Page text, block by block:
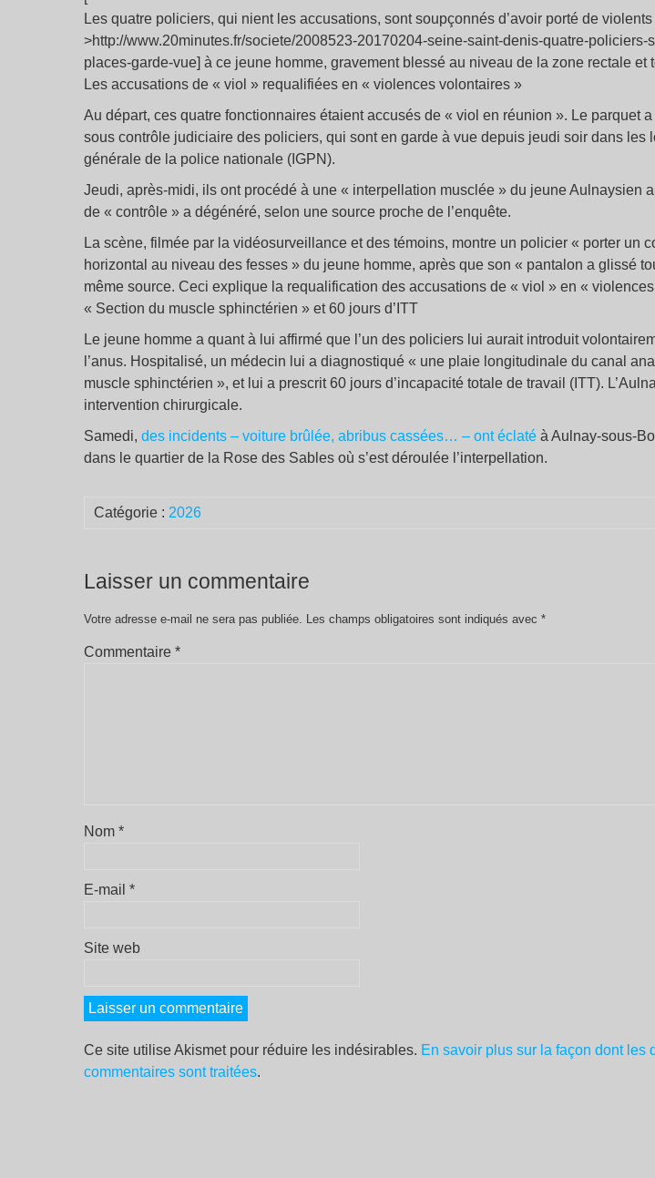
Les quatre policiers, qui nient les accusations, sont soupçonnés d’avoir porté de
>http://www.20minutes.fr/societe/2008523-20170204-seine-saint-denis-quatre-policiers-
places-garde-vue] à ce jeune homme, gravement blessé au niveau de la zone rectale et
Les accusations de « viol » requalifiées en « violences volontaires »
Au départ, ces quatre fonctionnaires étaient accusés de « viol en réunion ». Le parquet
sous contrôle judiciaire des policiers, qui sont en garde à vue depuis jeudi soir dans les
générale de la police nationale (IGPN).
Jeudi, après-midi, ils ont procédé à une « interpellation musclée » du jeune Aulnaysien
de « contrôle » a dégénéré, selon une source proche de l’enquête.
La scène, filmée par la vidéosurveillance et des témoins, montre un policier « porter un
horizontal au niveau des fesses » du jeune homme, après que son « pantalon a glissé
même source. Ceci explique la requalification des accusations de « viol » en «
« Section du muscle sphinctérien » et 60 jours d’ITT
Le jeune homme a quant à lui affirmé que l’un des policiers lui aurait introduit
l’anus. Hospitalisé, un médecin lui a diagnostiqué « une plaie longitudinale du canal
muscle sphinctérien », et lui a prescrit 60 jours d’incapacité totale de travail (ITT).
intervention chirurgicale.
Samedi, des incidents – voiture brûlée, abribus cassées… – ont éclaté à Aulnay-sous-
dans le quartier de la Rose des Sables où s’est déroulée l’interpellation.
Catégorie : 2026
Laisser un commentaire
Votre adresse e-mail ne sera pas publiée. Les champs obligatoires sont indiqués avec *
Commentaire *
Nom *
E-mail *
Site web
Ce site utilise Akismet pour réduire les indésirables. En savoir plus sur la façon dont les
commentaires sont traitées.